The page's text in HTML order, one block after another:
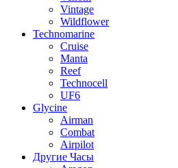
Vintage
Wildflower
Technomarine
Cruise
Manta
Reef
Technocell
UF6
Glycine
Airman
Combat
Airpilot
Другие Часы